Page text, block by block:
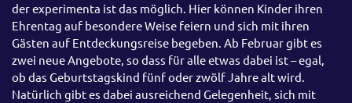
der experimenta ist das möglich. Hier können Kinder ihren
Ehrentag auf besondere Weise feiern und sich mit ihren
Gästen auf Entdeckungsreise begeben. Ab Februar gibt es
zwei neue Angebote, so dass für alle etwas dabei ist – egal,
ob das Geburtstagskind fünf oder zwölf Jahre alt wird.
Natürlich gibt es dabei ausreichend Gelegenheit, sich mit